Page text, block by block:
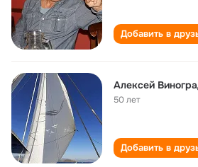
Добавить в
Алексей
50 лет
Добавить в